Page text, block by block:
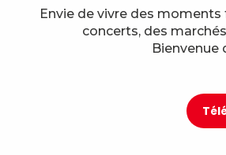
Envie de vivre des
concerts, des
Bienvenue